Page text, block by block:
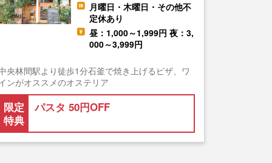
月曜日・木曜日・その他不
定休あり
昼：1,000～1,999円 夜：3,
000～3,999円
央林間駅より徒歩1分石釜で焼き上げるピザ、ワ
ンがオススメのオステリア
限定
特典
パスタ 50円OFF